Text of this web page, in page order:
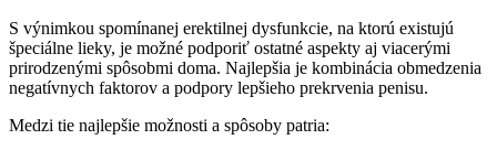
S výnimkou spomínanej erektilnej dysfunkcie, na ktorú existujú
špeciálne lieky, je možné podporiť ostatné aspekty aj viacerými
prirodzenými spôsobmi doma. Najlepšia je kombinácia obmedzenia
negatívnych faktorov a podpory lepšieho prekrvenia penisu.
Medzi tie najlepšie možnosti a spôsoby patria: